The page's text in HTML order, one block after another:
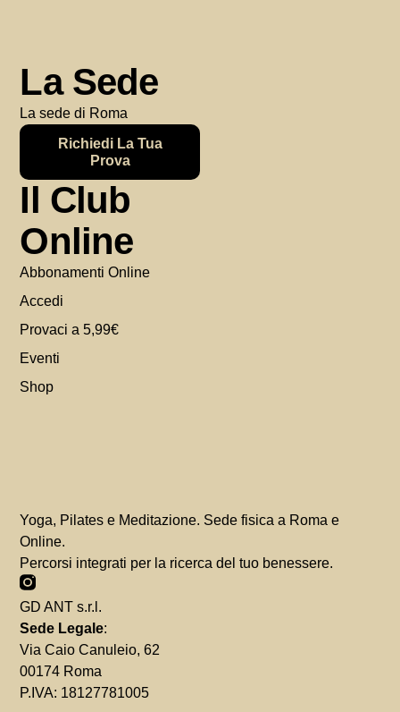
Yoga, Pilates e Meditazione. Sede fisica a Roma e
Online.
Percorsi integrati per la ricerca del tuo benessere.
GD ANT s.r.l.
Sede Legale:
Via Caio Canuleio, 62
00174 Roma
P.IVA: 18127781005
La Sede
La sede di Roma
Richiedi La Tua
Prova
Il Club
Online
Abbonamenti Online
Accedi
Provaci a 5,99€
Eventi
Shop